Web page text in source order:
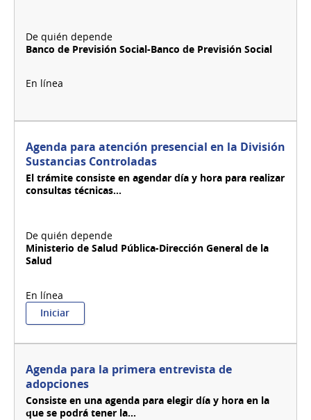
Banco de Previsión Social-Banco de Previsión Social
Agenda para atención presencial en la División
Sustancias Controladas
El trámite consiste en agendar día y hora para realizar
consultas técnicas...
Ministerio de Salud Pública-Dirección General de la
Salud
Iniciar:
Agenda
presencial
en
la
División
Sustancias
Agenda para la primera entrevista de
adopciones
Consiste en una agenda para elegir día y hora en la
que se podrá tener la...